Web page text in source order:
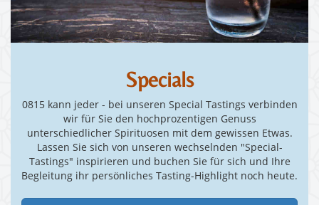
Specials
0815 kann jeder - bei unseren Special Tastings verbinden
wir für Sie den hochprozentigen Genuss
unterschiedlicher Spirituosen mit dem gewissen Etwas.
Lassen Sie sich von unseren wechselnden "Special-
Tastings" inspirieren und buchen Sie für sich und Ihre
Begleitung ihr persönliches Tasting-Highlight noch heute.